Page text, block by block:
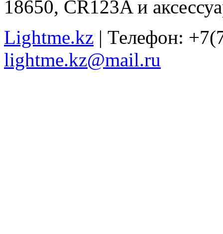
18650, CR123A и
Lightme.kz | Телефон:
lightme.kz@mail.ru